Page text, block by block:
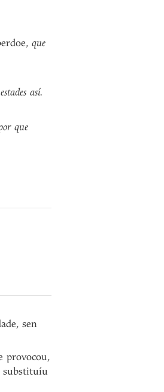
que
así.
que
sen
provocou,
substituíu